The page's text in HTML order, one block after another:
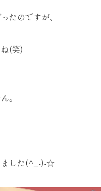
たのですが、
(笑)
。
ました(^_-)-☆